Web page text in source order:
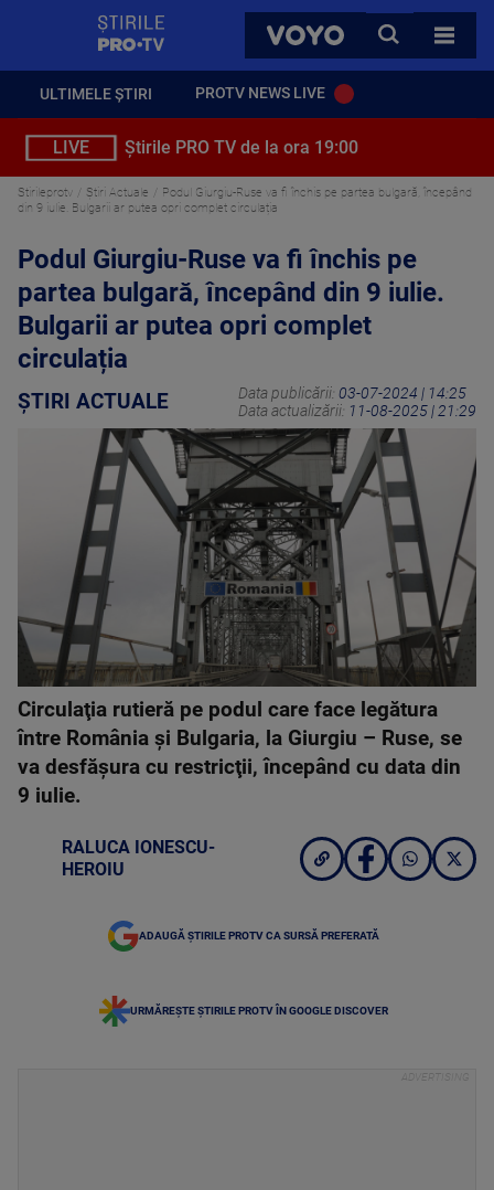
VOYO
CAUTA
TOATE
ULTIMELE ȘTIRI PROTV NEWS LIVE
LIVE Știrile PRO TV de la ora 19:00
Stirileprotv Știri Actuale
Podul Giurgiu-Ruse va fi închis pe partea bulgară, începând
din 9 iulie. Bulgarii ar putea opri complet circulația
Podul Giurgiu-Ruse va fi închis pe
partea bulgară, începând din 9 iulie.
Bulgarii ar putea opri complet
circulația
ȘTIRI ACTUALE Data publicării: 03-07-2024 | 14:25
Data actualizării: 11-08-2025 | 21:29
Circulaţia rutieră pe podul care face legătura
între România şi Bulgaria, la Giurgiu – Ruse, se
va desfăşura cu restricţii, începând cu data din
9 iulie.
RALUCA IONESCU-
HEROIU
ADAUGĂ ȘTIRILE PROTV CA SURSĂ PREFERATĂ
URMĂREȘTE ȘTIRILE PROTV ÎN GOOGLE DISCOVER